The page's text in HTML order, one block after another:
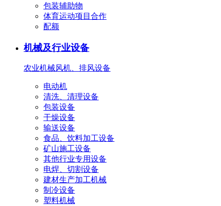
包装辅助物
体育运动项目合作
配额
机械及行业设备
农业机械风机、排风设备
电动机
清洗、清理设备
包装设备
干燥设备
输送设备
食品、饮料加工设备
矿山施工设备
其他行业专用设备
电焊、切割设备
建材生产加工机械
制冷设备
塑料机械